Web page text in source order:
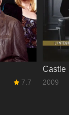
7.7
Castle
2009